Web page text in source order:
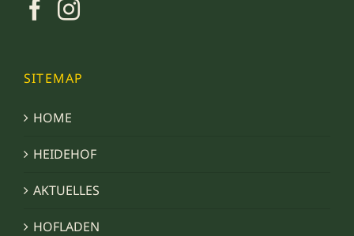
SITEMAP
HOME
HEIDEHOF
AKTUELLES
HOFLADEN